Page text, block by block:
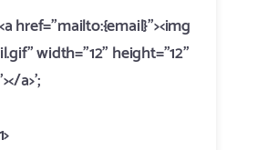
href="mailto:{email}"><img
width="12" height="12"
a>';